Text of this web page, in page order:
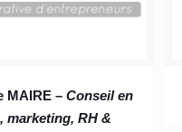
MAIRE –Conseil en
marketing, RH &